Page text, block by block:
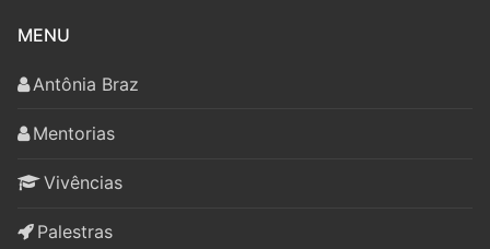
MENU
Antônia Braz
Mentorias
Vivências
Palestras